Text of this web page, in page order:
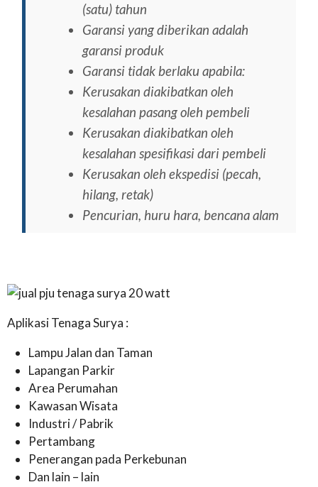
(satu) tahun
Garansi yang diberikan adalah
garansi produk
Garansi tidak berlaku apabila:
Kerusakan diakibatkan oleh
kesalahan pasang oleh pembeli
Kerusakan diakibatkan oleh
kesalahan spesifikasi dari pembeli
Kerusakan oleh ekspedisi (pecah,
hilang, retak)
Pencurian, huru hara, bencana alam
Aplikasi Tenaga Surya :
Lampu Jalan dan Taman
Lapangan Parkir
Area Perumahan
Kawasan Wisata
Industri / Pabrik
Pertambang
Penerangan pada Perkebunan
Dan lain – lain